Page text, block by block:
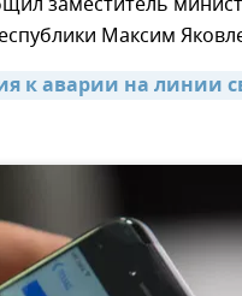
Максим
к аварии на линии